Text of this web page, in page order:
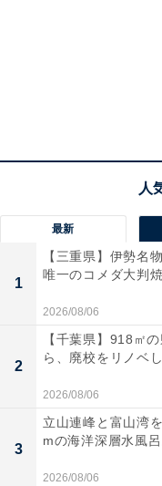
最新
1
【三重県】伊勢名
唯一のコメダ大判
2026/08/06
2
【千葉県】918㎡
ら、廃校をリノベ
2026/08/06
3
立山連峰と富山湾
mの海洋深層水風
2026/08/06